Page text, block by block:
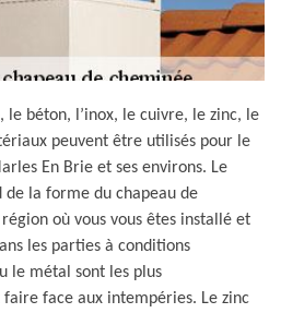
béton, l’inox, le cuivre, le zinc, le
peuvent être utilisés pour le
En Brie et ses environs. Le
la forme du chapeau de
où vous vous êtes installé et
les parties à conditions
le métal sont les plus
face aux intempéries. Le zinc